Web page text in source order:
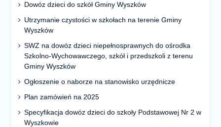
Dowóz dzieci do szkół Gminy Wyszków
Utrzymanie czystości w szkołach na terenie Gminy
Wyszków
SWZ na dowóz dzieci niepełnosprawnych do ośrodka
Szkolno-Wychowawczego, szkół i przedszkoli z terenu
Gminy Wyszków
Ogłoszenie o naborze na stanowisko urzędnicze
Plan zamówień na 2025
Specyfikacja dowóz dzieci do szkoły Podstawowej Nr 2 w
Wyszkowie